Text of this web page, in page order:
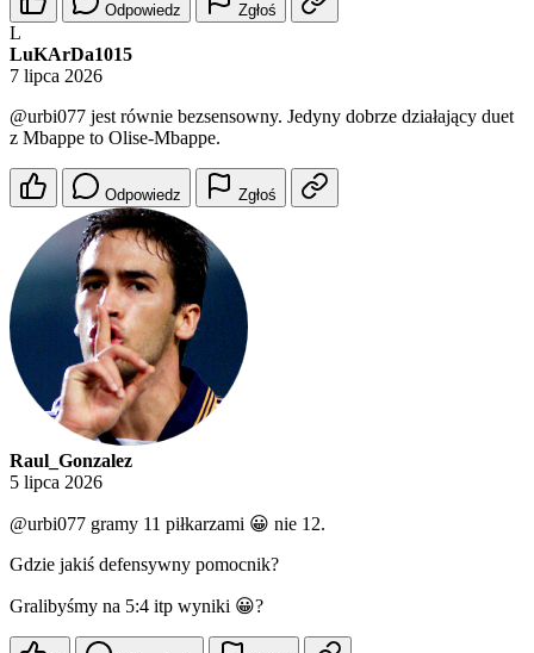
Odpowiedz Zgłoś
L
LuKArDa1015
7 lipca 2026
@urbi077 jest równie bezsensowny. Jedyny dobrze działający duet
z Mbappe to Olise-Mbappe.
Odpowiedz Zgłoś
Raul_Gonzalez
5 lipca 2026
@urbi077 gramy 11 piłkarzami 😀 nie 12.
Gdzie jakiś defensywny pomocnik?
Gralibyśmy na 5:4 itp wyniki 😀?